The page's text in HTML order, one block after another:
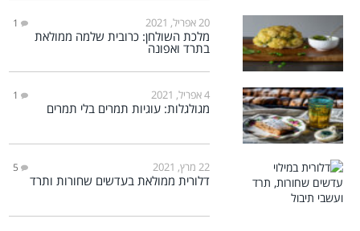
20 אפריל, 2021 1
מלכת השולחן: כרובית שלמה ממולאת
בתרד ואפונה
4 אפריל, 2021 1
מגולגלות: עוגיות תמרים בלי תמרים
22 מרץ, 2021 5
דלורית ממולאת בעדשים שחורות ותרד